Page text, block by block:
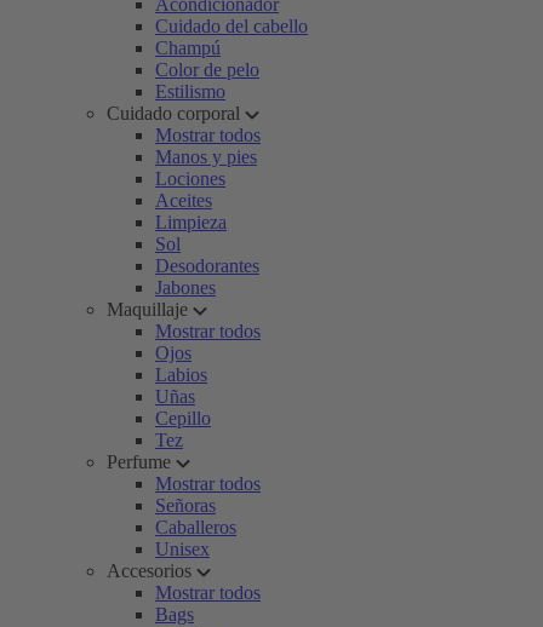
Acondicionador
Cuidado del cabello
Champú
Color de pelo
Estilismo
Cuidado corporal
Mostrar todos
Manos y pies
Lociones
Aceites
Limpieza
Sol
Desodorantes
Jabones
Maquillaje
Mostrar todos
Ojos
Labios
Uñas
Cepillo
Tez
Perfume
Mostrar todos
Señoras
Caballeros
Unisex
Accesorios
Mostrar todos
Bags